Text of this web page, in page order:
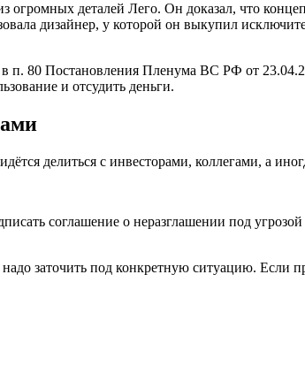
огромных деталей Лего. Он доказал, что
дизайнер, у которой он выкупил
п. 80 Постановления Пленума ВС РФ от
и отсудить деньги.
делиться с инвесторами, коллегами, а
соглашение о неразглашении под
заточить под конкретную ситуацию. Если